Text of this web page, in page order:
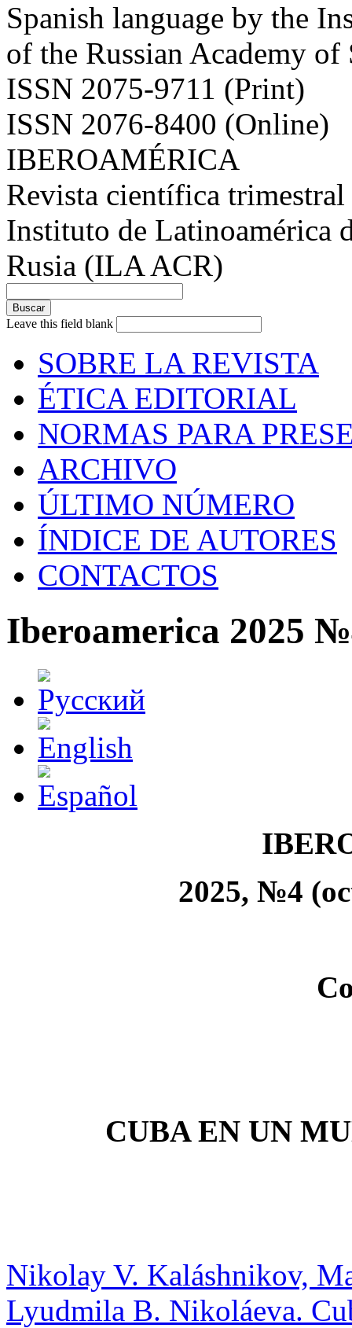
Spanish language by the
of the Russian Academy
ISSN 2075-9711 (Print)
ISSN 2076-8400 (Online)
IBEROAMÉRICA
Revista científica
Instituto de Latinoamérica
Rusia (ILA ACR)
Leave this field blank
SOBRE LA REVISTA
ÉTICA EDITORIAL
NORMAS PARA
ARCHIVO
ÚLTIMO NÚMERO
ÍNDICE DE AUTORES
CONTACTOS
Iberoamerica 2025
2025, №4
CUBA EN UN
Nikolay V. Kaláshnikov,
Lyudmila B. Nikoláeva.